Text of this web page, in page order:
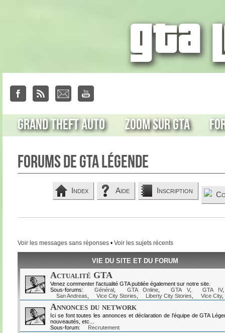
Grand Theft Auto Zoom sur GTA
Forums de GTA Légende
Index Aide Inscription
Voir les messages sans réponses• Voir les sujets récents
VIE DU SITE ET DU FORUM
Actualité GTA
Venez commenter l'actualité GTA publiée également sur notre site.
Sous-forums:
Général GTA Online, GTA V, GTA IV
San Andreas
Vice City Stories Liberty City Stories Vice City,
Annonces du network
Ici se font toutes les annonces et déclaration de l'équipe de GTA
nouveautés, etc...
Sous-forum:
Recrutement